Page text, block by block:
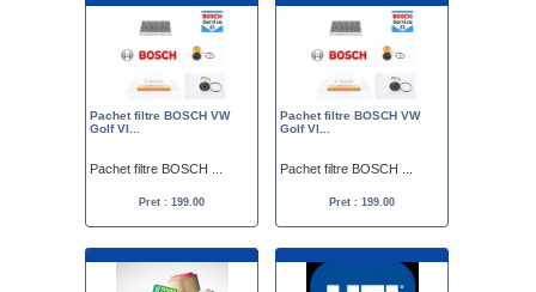
Pachet filtre BOSCH VW
Golf VI...
Pachet filtre BOSCH ...
Pret : 199.00
Pachet filtre BOSCH VW
Golf VI...
Pachet filtre BOSCH ...
Pret : 199.00